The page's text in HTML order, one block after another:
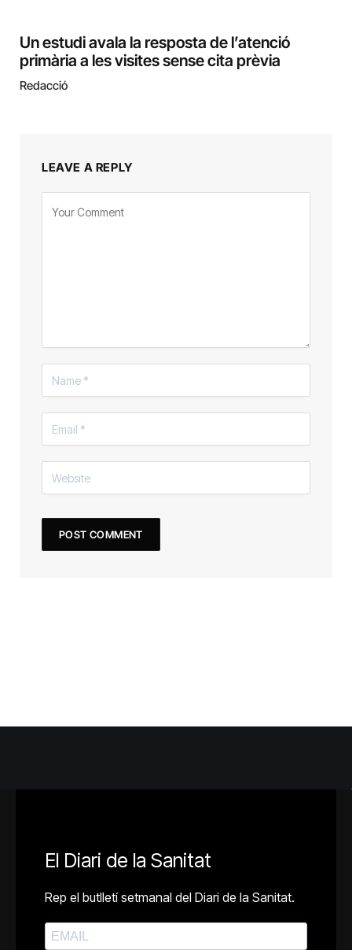
Un estudi avala la resposta de l’atenció
primària a les visites sense cita prèvia
Redacció
LEAVE A REPLY
El Diari de la Sanitat
Rep el butlletí setmanal del Diari de la Sanitat.